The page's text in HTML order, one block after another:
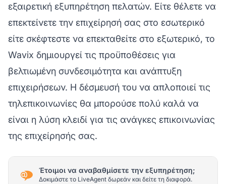
εξαιρετική εξυπηρέτηση πελατών. Είτε θέλετε να
επεκτείνετε την επιχείρησή σας στο εσωτερικό
είτε σκέφτεστε να επεκταθείτε στο εξωτερικό, το
Wavix δημιουργεί τις προϋποθέσεις για
βελτιωμένη συνδεσιμότητα και ανάπτυξη
επιχειρήσεων. Η δέσμευσή του να απλοποιεί τις
τηλεπικοινωνίες θα μπορούσε πολύ καλά να
είναι η λύση κλειδί για τις ανάγκες επικοινωνίας
της επιχείρησής σας.
Έτοιμοι να αναβαθμίσετε την εξυπηρέτηση;
Δοκιμάστε το LiveAgent δωρεάν και δείτε τη διαφορά.